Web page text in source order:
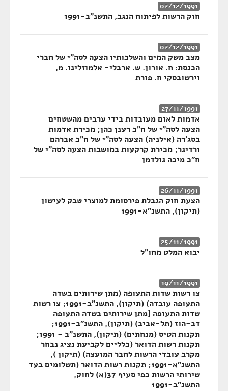
02/12/1991
חוק הרשות לפיתוח הנגב, התשנ"ב-1991
02/12/1991
מצב משק המים והשלכותיו הצעה לסה"י של חברי
הכנסת: ח. אורון. ש. ארבלי- אלמוזלינו. מ,
וירשובסקי ח. פורת
27/11/1991
אדמות לאום מעובדות בידי ערבים מהשטחים
הצעה לסה"י של ח"כ רענן כהן; מכירת אדמות
בסג'רה (אילניה) הצעה לסה"י של ח"כ אברהם
ורדיגר; מכירת קרקעות במושבות הצעה לסה"י של
ח"כ מיכה גולדמן
26/11/1991
הצעת חוק הגבלת פירסומת למוצרי טבק לעישון
(תיקון), התשנ"א-1991
25/11/1991
יבוא המלט מחו"ל
19/11/1991
צו רשות שדות התעופה (מתן שירותים בשדה
התעופה עובדה) (תיקון), התשנ"ב-1991; צו רשות
שדות התעופה [מתן שירותים בשדה התעופה
דב-הוז (תל-אביב) (תיקון), התשנ"ב-1991;
תקנות הטיס (מנחתים) (תיקון), התשנ"ב - 1991;
תקנות רשות הדואר (כלליים לקביעת נציג נבחר
מקרב עובדי הרשות לחבר המועצה) (תיקון ),
התשנ"א-1991; תקנות רשות הדואר (תשלומים בעד
שירותי הרשות כפי סעיף 37(א) לחוק,
התשנ"ב-1991